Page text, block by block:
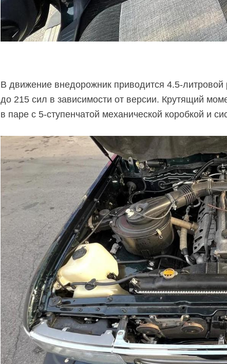
В движение внедорожник приводится 4.5-литровой
до 215 сил в зависимости от версии. Крутящий
в паре с 5-ступенчатой механической коробкой и